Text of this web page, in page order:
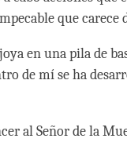
que carece
en una pila de
de mí se ha
al Señor de la